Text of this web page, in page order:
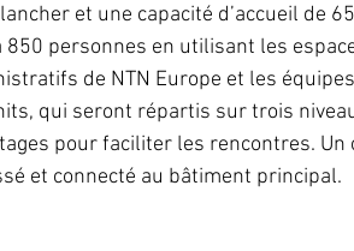
et une capacité d’accueil de
850 personnes en utilisant les
de NTN Europe et les équipes
qui seront répartis sur trois
pour faciliter les rencontres. Un
et connecté au bâtiment principal.